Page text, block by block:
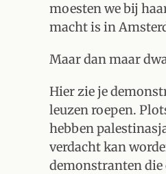
moesten we bij
macht is in
Maar dan maar
Hier zie je
leuzen roepen.
hebben
verdacht kan
demonstranten